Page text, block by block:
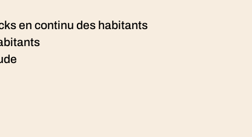
en continu des habitants